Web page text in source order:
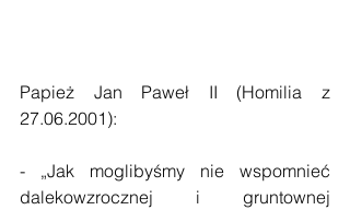
Papież Jan Paweł II (Homilia z
27.06.2001):
- „Jak moglibyśmy nie wspomnieć
dalekowzrocznej i gruntownej